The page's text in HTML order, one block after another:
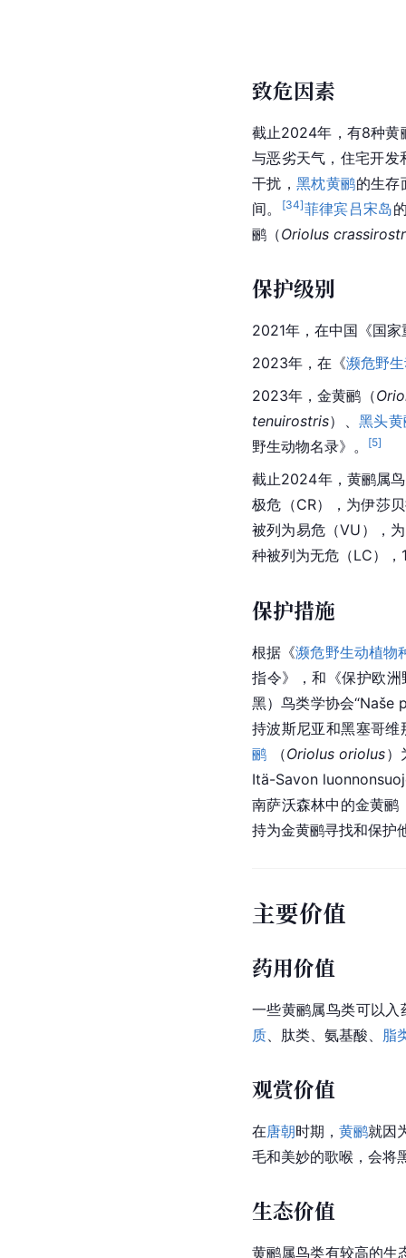
致危因素
截止2024年，有8种黄
与恶劣天气，住宅开发
干扰，黑枕黄鹂的生存
间。
[34]菲律宾吕宋岛
鹂（Oriolus
保护级别
2021年，在中国《国
2023年，在《濒危野
2023年，金黄鹂（
tenuirostris）、黑头
野生动物名录》。
[5]
截止2024年，黄鹂属
极危（CR），为伊莎
被列为易危（VU），
种被列为无危（LC）
保护措施
根据《濒危野生动植物
指令》，和《保护欧
黑）鸟类学协会“Naše
持波斯尼亚和黑塞哥
鹂 （Oriolus oriolus）
Itä-Savon
南萨沃森林中的金黄鹂
持为金黄鹂寻找和保护
主要价值
药用价值
一些黄鹂属鸟类可以入
质 、肽类、氨基酸、 脂
观赏价值
在唐朝时期，黄鹂就因
毛和美妙的歌喉，会将
生态价值
黄鹂属鸟类有较高的生